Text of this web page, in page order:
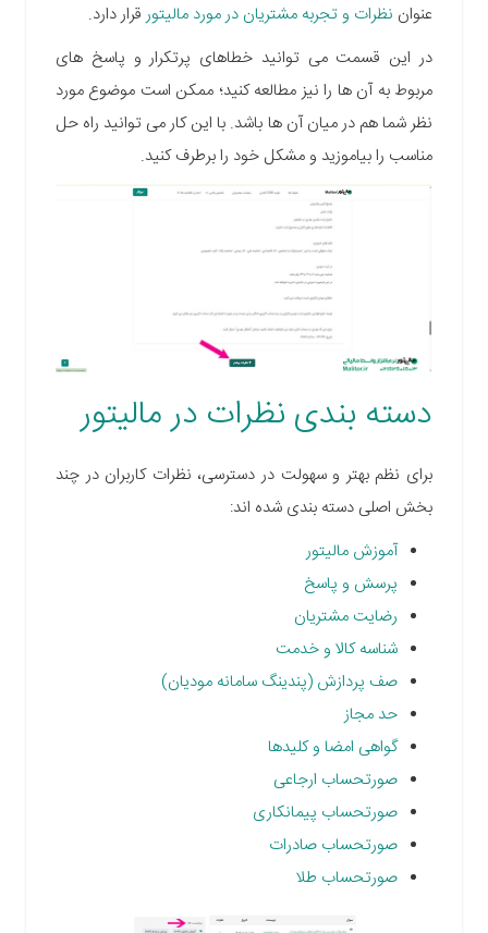
عنوان نظرات و تجربه مشتریان در مورد مالیتور قرار دارد.
در این قسمت می توانید خطاهای پرتکرار و پاسخ های
مربوط به آن ها را نیز مطالعه کنید؛ ممکن است موضوع مورد
نظر شما هم در میان آن ها باشد. با این کار می توانید راه حل
مناسب را بیاموزید و مشکل خود را برطرف کنید.
دسته بندی نظرات در مالیتور
برای نظم بهتر و سهولت در دسترسی، نظرات کاربران در چند
بخش اصلی دسته بندی شده اند:
آموزش مالیتور
پرسش و پاسخ
رضایت مشتریان
شناسه کالا و خدمت
صف پردازش (پندینگ سامانه مودیان)
حد مجاز
گواهی امضا و کلیدها
صورتحساب ارجاعی
صورتحساب پیمانکاری
صورتحساب صادرات
صورتحساب طلا